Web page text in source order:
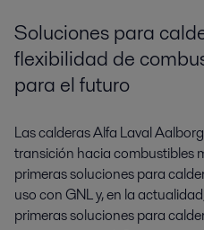
Soluciones para
flexibilidad de
para el futuro
Las calderas Alfa Laval
transición hacia combustibles
primeras soluciones para
uso con GNL y, en la
primeras soluciones para